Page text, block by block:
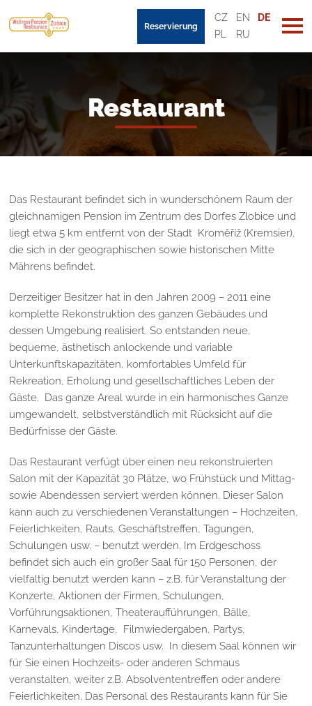
Reservierung
CZ EN
DE
PL
RU
Restaurant
Das Restaurant befindet sich in wunderschönem Raum der
gleichnamigen Pension im Zentrum des Dorfes Zlobice und
liegt etwa 5 km entfernt von der Stadt Kroměříž (Kremsier),
die sich in der geographischen sowie historischen Mitte
Mährens befindet.
Derzeitiger Besitzer hat in den Jahren 2009 – 2011 eine
komplette Rekonstruktion des ganzen Gebäudes und
dessen Umgebung realisiert. So entstanden neue,
bequeme, ästhetisch anlockende und variable
Unterkunftskapazitäten, komfortables Umfeld für
Rekreation, Erholung und gesellschaftliches Leben der
Gäste. Das ganze Areal wurde in ein harmonisches Ganze
umgewandelt, selbstverständlich mit Rücksicht auf die
Bedürfnisse der Gäste.
Das Restaurant verfügt über einen neu rekonstruierten
Salon mit der Kapazität 30 Plätze, wo Frühstück und Mittag-
sowie Abendessen serviert werden können. Dieser Salon
kann auch zu verschiedenen Veranstaltungen – Hochzeiten,
Feierlichkeiten, Rauts, Geschäftstreffen, Tagungen,
Schulungen usw. – benutzt werden. Im Erdgeschoss
befindet sich auch ein großer Saal für 150 Personen, der
vielfaltig benutzt werden kann – z.B. für Veranstaltung der
Konzerte, Aktionen der Firmen, Schulungen,
Vorführungsaktionen, Theateraufführungen, Bälle,
Karnevals, Kindertage, Filmwiedergaben, Partys,
Tanzunterhaltungen Discos usw. In diesem Saal können wir
für Sie einen Hochzeits- oder anderen Schmaus
veranstalten, weiter z.B. Absolvententreffen oder andere
Feierlichkeiten. Das Personal des Restaurants kann für Sie